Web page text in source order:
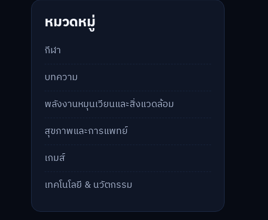
หมวดหมู่
กีฬา
บทความ
พลังงานหมุนเวียนและสิ่งแวดล้อม
สุขภาพและการแพทย์
เกมส์
เทคโนโลยี & นวัตกรรม